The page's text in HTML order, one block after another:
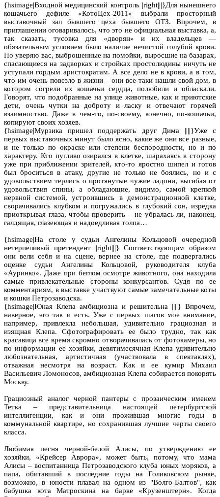
{hsimage|Входной медицинский контроль |right|||}Для нынешнего
кошачьего дефиле «КотоЦех-2011» выбрали просторный
выставочный зал бывшего цеха бывшего ОТЗ. Впрочем, в
приглашении оговаривалось, что это не официальная выставка, а,
так сказать, тусовка для «дворян» и их владельцев —
обязательным условием было наличие нечистой голубой крови.
Но уверяю вас, выброшенные на помойки, выросшие на базарах,
спасающиеся на задворках и стройках простолюдины ничуть не
уступали гордым аристократам. А все дело не в крови, а в том,
что им очень повезло в жизни – они все-таки нашли свой дом, в
котором согрели их кошачьи сердца, полюбили и обласкали.
Говорят, что подобранные на улице животные, как и приютские
дети, очень чутки на доброту и ласку и отвечают горячей
взаимностью. Даже в чем-то, по-своему, конечно, по-кошачьи,
копируют своих хозяев.
{hsimage|Мурзика пришел поддержать друг Дима ||||}Уже с
первых выставочных минут было ясно, какие же они все разные,
и не только по окраске или степени беспородности, но и по
характеру. Кто пугливо озирался в клетке, шарахаясь в сторону
уже при приближении зрителей, кто-то яростно шипел и готов
был броситься в атаку, другие не только не боялись, но и с
удовольствием терлись о протянутые чужие ладони, выгибая от
удовольствия спины, а обладающие, видимо, самой крепкой
нервной системой, устроившись в демонстрационной клетке,
сворачивались клубком и погружались в глубокий сон, изредка
приоткрывая глаза, чтобы проверить – не убралась ли, наконец,
галдящая, глазеющая и надоедливая толпа…
{hsimage|На столе у судьи Ангелины Кольцовой очередной
нетерпеливый претендент |right|||} Соответствующим образом
они вели себя и на сцене, вернее на столе, где подвергались
оценке судьи Ангелины Кольцовой, руководителя клуба
«Ауринко». Даже при беглом осмотре животного, она находила
самые привлекательные стороны конкурсантов. Судя по ее
комментариям, в выставке участвуют самые замечательные коты
и кошки Петрозаводска.
{hsimage|Юная Клепа амбициозна и решительна ||||} Впрочем,
наверное, это так и есть. Уже с первых шагов мое внимание,
например, привлекла небольшая, удивительно грациозная и
изящная Клепа. Сфотографировать ее было трудно, так как
красавица все время скромно отворачивалась от фотокамеры, но
по информации ее хозяйки, девятимесячная Клепа удивительно
любознательная, артистичная (участвовала в спектаклях),
отважная несмотря на возраст. Как и ее кумир Михаил
Васильевич Ломоносов, амбициозная Клепа собирается покорять
Москву.
Грациозный аналог черной пантеры с прозаическим именем
Тетка – представительница настоящей петербургской
интеллигенции, как и они прожившая многие годы в
коммунальной квартире, но сохранившая лучшие черты своего
класса.
Любимая песня черной-белой Алисы, по утверждению ее
хозяйки, «Крейсер Аврора», может быть, потому, что мама
Алисы – воспитанница Петрозаводского клуба юных моряков, а
папа, обитавший в последние годы на Голиковском рынке,
возможно, в юности плавал на одном из "Волго-Балтов", как
бабушка кота Матроскина на барке «Крузенштерн». Когда